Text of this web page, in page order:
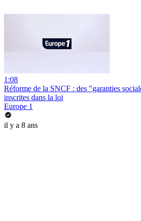
1:08
Réforme de la SNCF : des "garanties
inscrites dans la loi
Europe 1
il y a 8 ans